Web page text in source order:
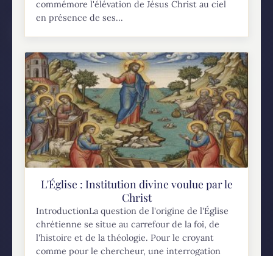
commémore l'élévation de Jésus Christ au ciel
en présence de ses...
L'Église : Institution divine voulue par le
Christ
IntroductionLa question de l'origine de l'Église
chrétienne se situe au carrefour de la foi, de
l'histoire et de la théologie. Pour le croyant
comme pour le chercheur, une interrogation